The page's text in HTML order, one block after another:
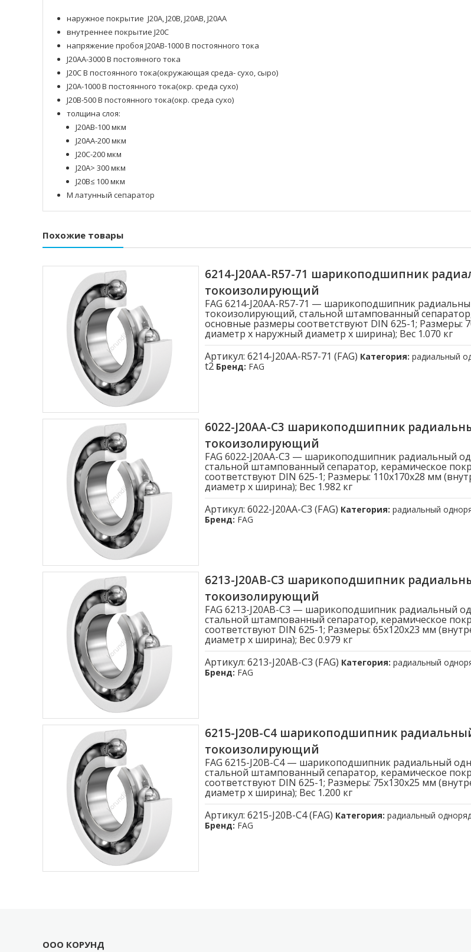
наружное покрытие J20A, J20B, J20AB, J20AA
внутреннее покрытие J20C
напряжение пробоя J20AB-1000 В постоянного тока
J20AA-3000 В постоянного тока
J20C В постоянного тока(окружающая среда- сухо, сыро)
J20A-1000 В постоянного тока(окр. среда сухо)
J20B-500 В постоянного тока(окр. среда сухо)
толщина слоя:
J20AB-100 мкм
J20AA-200 мкм
J20C-200 мкм
J20A> 300 мкм
J20B≤ 100 мкм
M латунный сепаратор
Похожие товары
6214-J20AA-R57-71 шарикоподшипник
токоизолирующий
FAG 6214-J20AA-R57-71 — шарикоподшипник
токоизолирующий, стальной штампованный
основные размеры соответствуют DIN 625-1; Размеры:
диаметр x наружный диаметр x ширина); Вес 1.070 кг
Артикул: 6214-J20AA-R57-71 (FAG) Категория: радиальный
t2 Бренд: FAG
6022-J20AA-C3 шарикоподшипник
токоизолирующий
FAG 6022-J20AA-C3 — шарикоподшипник радиальный
стальной штампованный сепаратор, керамическое
соответствуют DIN 625-1; Размеры: 110x170x28 мм
диаметр x ширина); Вес 1.982 кг
Артикул: 6022-J20AA-C3 (FAG) Категория: радиальный
Бренд: FAG
6213-J20AB-C3 шарикоподшипник
токоизолирующий
FAG 6213-J20AB-C3 — шарикоподшипник радиальный
стальной штампованный сепаратор, керамическое
соответствуют DIN 625-1; Размеры: 65x120x23 мм
диаметр x ширина); Вес 0.979 кг
Артикул: 6213-J20AB-C3 (FAG) Категория: радиальный
Бренд: FAG
6215-J20B-C4 шарикоподшипник
токоизолирующий
FAG 6215-J20B-C4 — шарикоподшипник радиальный
стальной штампованный сепаратор, керамическое
соответствуют DIN 625-1; Размеры: 75x130x25 мм
диаметр x ширина); Вес 1.200 кг
Артикул: 6215-J20B-C4 (FAG) Категория: радиальный
Бренд: FAG
ООО КОРУНД